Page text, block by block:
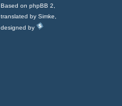
Based on phpBB 2,
translated by Simke,
designed by